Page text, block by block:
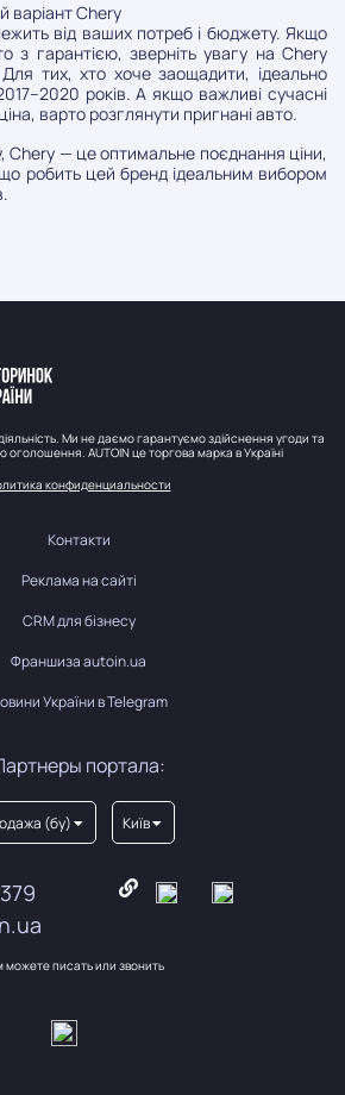
варіант Chery
від ваших потреб і бюджету. Якщо
з гарантією, зверніть увагу на Chery
тих, хто хоче заощадити, ідеально
років. А якщо важливі сучасні
варто розглянути пригнані авто.
Chery — це оптимальне поєднання ціни,
що робить цей бренд ідеальним вибором
Ми не даємо гарантуємо здійснення угоди та
оголошення. AUTOIN це торгова марка в Україні
конфиденциальности
Контакти
Реклама на сайті
CRM для бізнесу
Франшиза autoin.ua
України в Telegram
портала:
(бу) Київ
писать или звонить